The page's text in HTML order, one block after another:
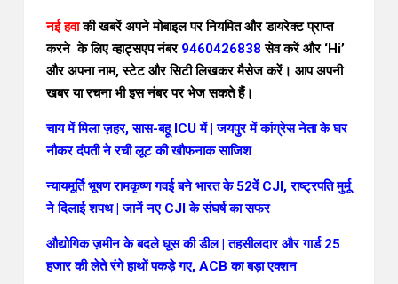
नई हवाकी खबरें अपने मोबाइल पर नियमित और डायरेक्ट प्राप्त
करने के लिए व्हाट्सएप नंबर 9460426838 सेव करेंऔर ‘Hi’
और अपना नाम, स्टेट और सिटी लिखकर मैसेज करें। आप अपनी
खबर या रचना भी इस नंबर पर भेज सकते हैं।
चाय में मिला ज़हर, सास-बहू ICU में | जयपुर में कांग्रेस नेता के घर
नौकर दंपती ने रची लूट की खौफनाक साजिश
न्यायमूर्ति भूषण रामकृष्ण गवई बने भारत के 52वें CJI, राष्ट्रपति मुर्मू
ने दिलाई शपथ | जानें नए CJI के संघर्ष का सफर
औद्योगिक ज़मीन के बदले घूस की डील | तहसीलदार और गार्ड 25
हजार की लेते रंगे हाथों पकड़े गए, ACB का बड़ा एक्शन